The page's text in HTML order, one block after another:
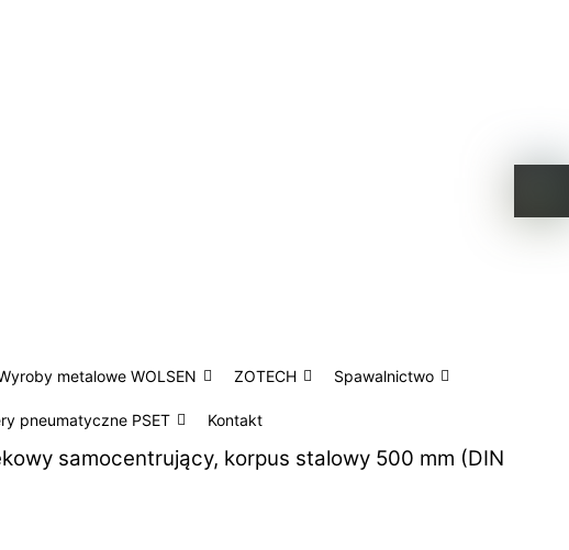
metalowe WOLSEN ZOTECH Spawalnictwo
pneumatyczne PSET Kontakt
samocentrujący, korpus stalowy 500 mm (DIN